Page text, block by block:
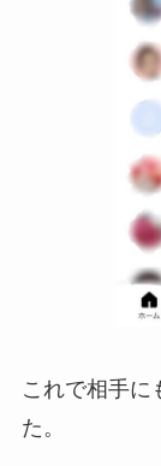
これで相手に
た。